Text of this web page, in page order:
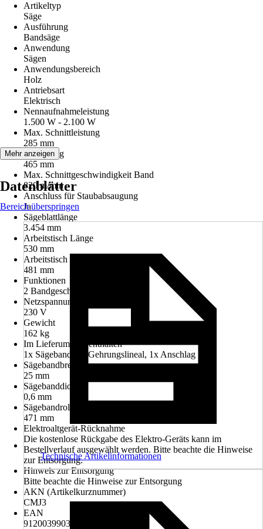
Artikeltyp
Säge
Ausführung
Bandsäge
Anwendung
Sägen
Anwendungsbereich
Holz
Antriebsart
Elektrisch
Nennaufnahmeleistung
1.500 W - 2.100 W
Max. Schnittleistung
285 mm
Ausladung
465 mm
Max. Schnittgeschwindigkeit Band
820 m/min
Anschluss für Staubabsaugung
Ja
Sägeblattlänge
3.454 mm
Arbeitstisch Länge
530 mm
Arbeitstisch Breite
481 mm
Funktionen
2 Bandgeschwindigkeiten
Netzspannung
230 V
Gewicht
162 kg
Im Lieferumfang enthalten
1x Sägeband, 1x Gehrungslineal, 1x Anschlag
Sägebandbreite
25 mm
Sägebanddicke
0,6 mm
Sägebandrolle
471 mm
Elektroaltgerät-Rücknahme
Die kostenlose Rückgabe des Elektro-Geräts kann im
Bestellverlauf ausgewählt werden. Bitte beachte die Hinweise
zur Entsorgung.
Hinweis zur Entsorgung
Bitte beachte die Hinweise zur Entsorgung
AKN (Artikelkurznummer)
CMJ3
EAN
9120039903910
Mehr anzeigen
Datenblätter
Bereich überspringen
Technische Artikelinformationen